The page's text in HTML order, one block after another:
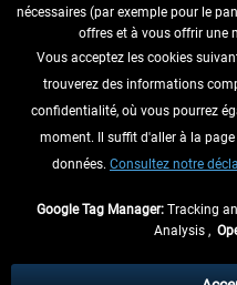
RENONCER AU CONTRAT ICI
INFORMATIONS
NE MANQUEZ PAS
échéant, frais de
nécessaires (par exemple pour le
offres et à vous offrir une
Vous acceptez les cookies
trouverez des informations
confidentialité, où vous pourrez
moment. Il suffit d'aller à la
données. Consultez notre
Google Tag Manager: Tracking
Analysis ,